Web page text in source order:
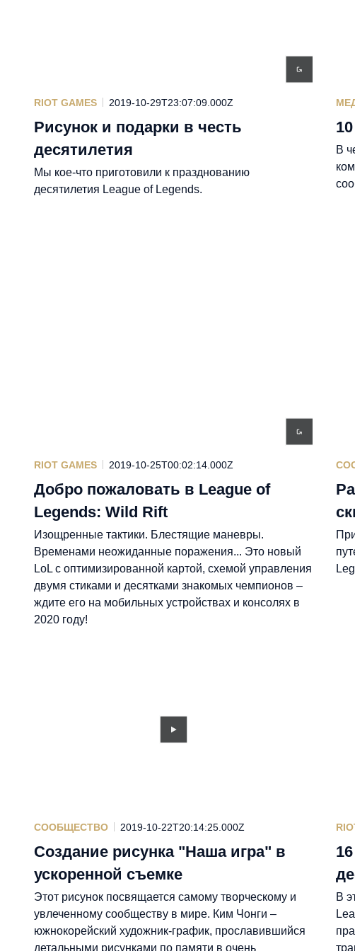
RIOT GAMES 2019-10-29T23:07:09.000Z
Рисунок и подарки в честь
десятилетия
Мы кое-что приготовили к празднованию
десятилетия League of Legends.
В
RIOT GAMES 2019-10-25T00:02:14.000Z
Добро пожаловать в League of
Legends: Wild Rift
Изощренные тактики. Блестящие маневры.
Временами неожиданные поражения... Это новый
LoL с оптимизированной картой, схемой управления
двумя стиками и десятками знакомых чемпионов –
ждите его на мобильных устройствах и консолях в
2020 году!
СООБЩЕСТВО 2019-10-22T20:14:25.000Z
Создание рисунка "Наша игра" в
ускоренной съемке
Этот рисунок посвящается самому творческому и
увлеченному сообществу в мире. Ким Чонги –
южнокорейский художник-график, прославившийся
детальными рисунками по памяти в очень
В